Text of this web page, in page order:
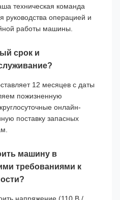
техническая команда
руководства операцией и
работы машины.
срок и
12 месяцев с даты
пожизненную
онлайн-
поставку запасных
машину в
требованиями к